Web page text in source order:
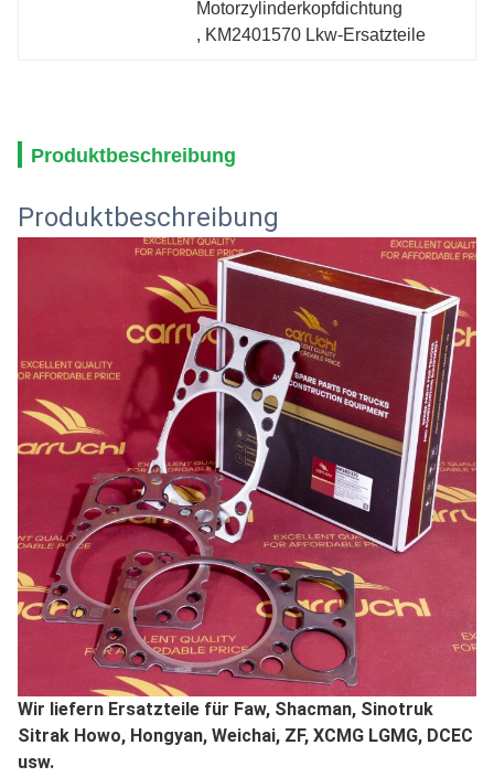
Motorzylinderkopfdichtung
, KM2401570 Lkw-Ersatzteile
Produktbeschreibung
Produktbeschreibung
Wir liefern Ersatzteile für Faw, Shacman, Sinotruk
Sitrak Howo, Hongyan, Weichai, ZF, XCMG LGMG, DCEC
usw.